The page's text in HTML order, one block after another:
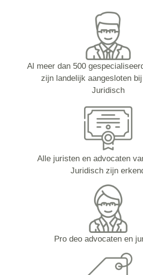
Al meer dan 500
zijn landelijk aangesloten
Juridisch
Alle juristen en advocaten
Juridisch zijn
Pro deo advocaten en